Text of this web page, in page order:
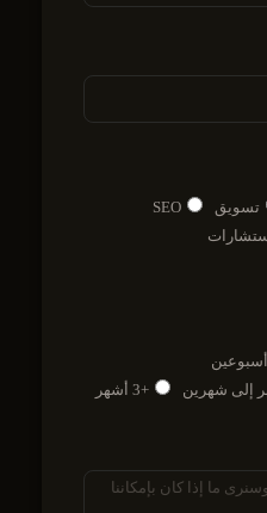
تسويق
SEO
إلى شهرين +3 أشهر